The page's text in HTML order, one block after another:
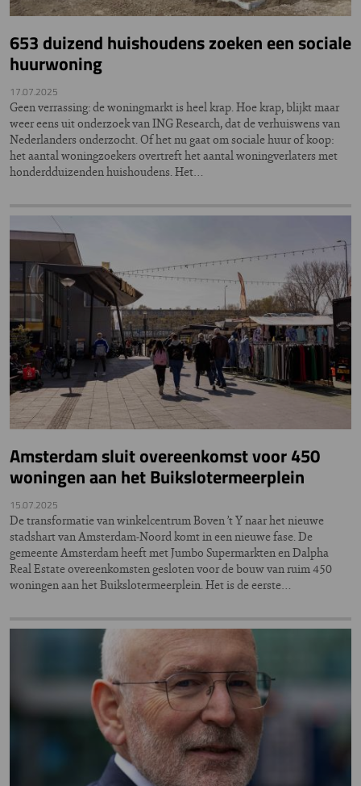
653 duizend huishoudens zoeken een sociale
huurwoning
17.07.2025
Geen verrassing: de woningmarkt is heel krap. Hoe krap, blijkt maar
weer eens uit onderzoek van ING Research, dat de verhuiswens van
Nederlanders onderzocht. Of het nu gaat om sociale huur of koop:
het aantal woningzoekers overtreft het aantal woningverlaters met
honderdduizenden huishoudens. Het…
Amsterdam sluit overeenkomst voor 450
woningen aan het Buikslotermeerplein
15.07.2025
De transformatie van winkelcentrum Boven ’t Y naar het nieuwe
stadshart van Amsterdam-Noord komt in een nieuwe fase. De
gemeente Amsterdam heeft met Jumbo Supermarkten en Dalpha
Real Estate overeenkomsten gesloten voor de bouw van ruim 450
woningen aan het Buikslotermeerplein. Het is de eerste…